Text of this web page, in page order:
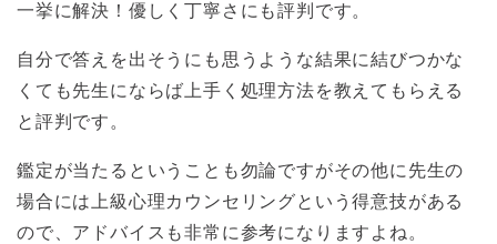
一挙に解決！優しく丁寧さにも評判です。
自分で答えを出そうにも思うような結果に結びつかな
くても先生にならば上手く処理方法を教えてもらえる
と評判です。
鑑定が当たるということも勿論ですがその他に先生の
場合には上級心理カウンセリングという得意技がある
ので、アドバイスも非常に参考になりますよね。